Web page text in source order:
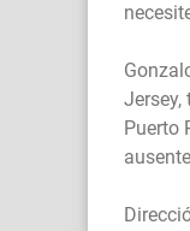
Jersey,
Puerto